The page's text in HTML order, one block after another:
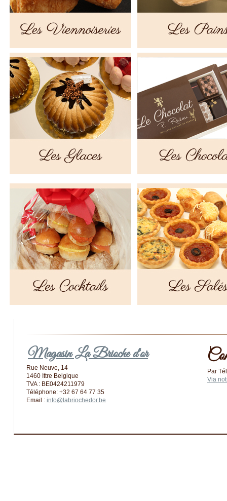
Par
Via
Magasin La Brioche d'or
Rue Neuve, 14
1460 Ittre Belgique
TVA : BE0424211979
Téléphone: +32 67 64 77 35
Email : info@labriochedor.be